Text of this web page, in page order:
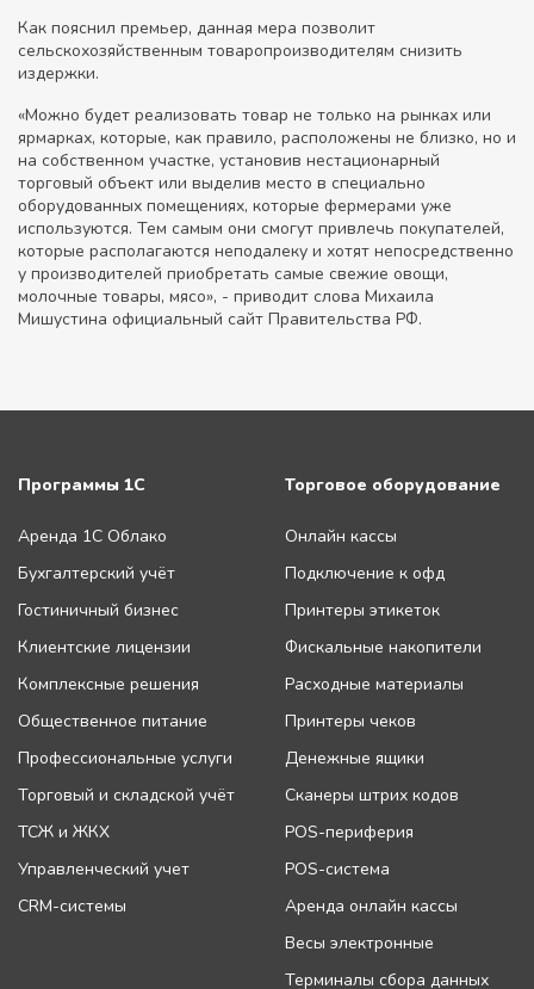
Как пояснил премьер, данная мера позволит
сельскохозяйственным товаропроизводителям снизить
издержки.
«Можно будет реализовать товар не только на рынках или
ярмарках, которые, как правило, расположены не близко, но и
на собственном участке, установив нестационарный
торговый объект или выделив место в специально
оборудованных помещениях, которые фермерами уже
используются. Тем самым они смогут привлечь покупателей,
которые располагаются неподалеку и хотят непосредственно
у производителей приобретать самые свежие овощи,
молочные товары, мясо», - приводит слова Михаила
Мишустина официальный сайт Правительства РФ.
Программы 1С
Аренда 1С Облако
Бухгалтерский учёт
Гостиничный бизнес
Клиентские лицензии
Комплексные решения
Общественное питание
Профессиональные услуги
Торговый и складской учёт
ТСЖ и ЖКХ
Управленческий учет
CRM-системы
Торговое оборудование
Онлайн кассы
Подключение к офд
Принтеры этикеток
Фискальные накопители
Расходные материалы
Принтеры чеков
Денежные ящики
Сканеры штрих кодов
POS-периферия
POS-система
Аренда онлайн кассы
Весы электронные
Терминалы сбора данных